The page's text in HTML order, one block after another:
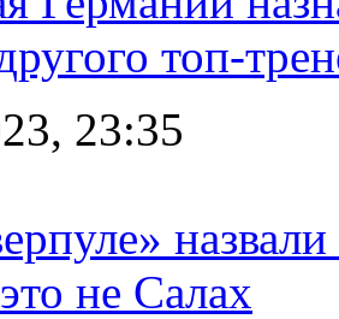
топ-
23:35
не Салах